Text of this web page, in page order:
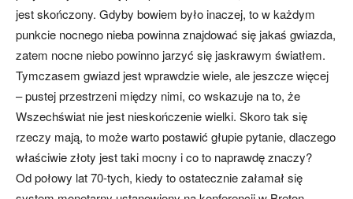
jest skończony. Gdyby bowiem było inaczej, to w każdym
punkcie nocnego nieba powinna znajdować się jakaś gwiazda,
zatem nocne niebo powinno jarzyć się jaskrawym światłem.
Tymczasem gwiazd jest wprawdzie wiele, ale jeszcze więcej
– pustej przestrzeni między nimi, co wskazuje na to, że
Wszechświat nie jest nieskończenie wielki. Skoro tak się
rzeczy mają, to może warto postawić głupie pytanie, dlaczego
właściwie złoty jest taki mocny i co to naprawdę znaczy?
Od połowy lat 70-tych, kiedy to ostatecznie załamał się